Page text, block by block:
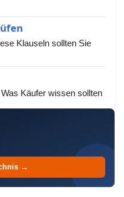
Klauseln sollten Sie
Käufer wissen sollten
→